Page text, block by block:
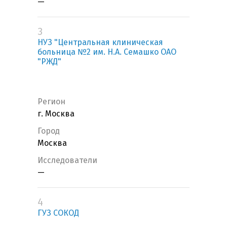
—
3
НУЗ "Центральная клиническая
больница №2 им. Н.А. Семашко ОАО
"РЖД"
Регион
г. Москва
Город
Москва
Исследователи
—
4
ГУЗ СОКОД